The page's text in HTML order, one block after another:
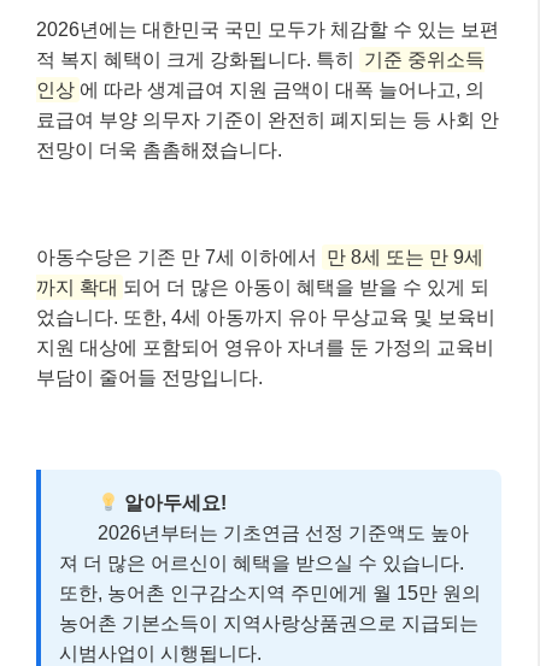
2026년에는 대한민국 국민 모두가 체감할 수 있는 보편
적 복지 혜택이 크게 강화됩니다. 특히
기준 중위소득
인상 에 따라 생계급여 지원 금액이 대폭 늘어나고, 의
료급여 부양 의무자 기준이 완전히 폐지되는 등 사회 안
전망이 더욱 촘촘해졌습니다.
아동수당은 기존 만 7세 이하에서
만 8세 또는 만 9세
까지 확대 되어 더 많은 아동이 혜택을 받을 수 있게 되
었습니다. 또한, 4세 아동까지 유아 무상교육 및 보육비
지원 대상에 포함되어 영유아 자녀를 둔 가정의 교육비
부담이 줄어들 전망입니다.
알아두세요!
2026년부터는 기초연금 선정 기준액도 높아
져 더 많은 어르신이 혜택을 받으실 수 있습니다.
또한, 농어촌 인구감소지역 주민에게 월 15만 원의
농어촌 기본소득이 지역사랑상품권으로 지급되는
시범사업이 시행됩니다.